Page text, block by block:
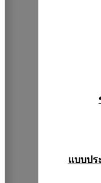
แบบปร